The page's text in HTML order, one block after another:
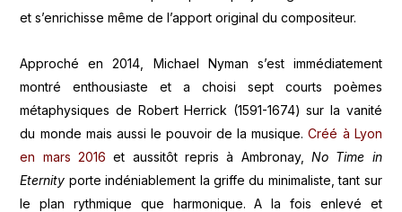
et s’enrichisse même de l’apport original du compositeur.
Approché en 2014, Michael Nyman s’est immédiatement
montré enthousiaste et a choisi sept courts poèmes
métaphysiques de Robert Herrick (1591-1674) sur la vanité
du monde mais aussi le pouvoir de la musique.Créé à Lyon
en mars 2016 et aussitôt repris à Ambronay, No Time in
Eternity porte indéniablement la griffe du minimaliste, tant sur
le plan rythmique que harmonique. A la fois enlevé et